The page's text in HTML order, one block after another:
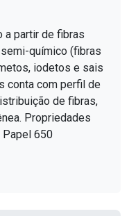
a partir de fibras
químico (fibras
iodetos e sais
conta com perfil de
de fibras,
Propriedades
Papel 650